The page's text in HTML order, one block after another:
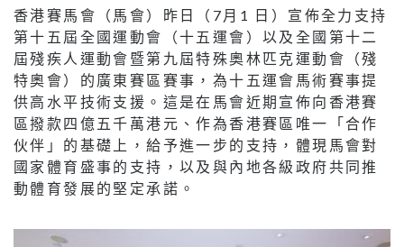
香港賽馬會（馬會）昨日（7月1 日）宣佈全力支持
第十五屆全國運動會（十五運會）以及全國第十二
屆殘疾人運動會暨第九屆特殊奧林匹克運動會（殘
特奧會）的廣東賽區賽事，為十五運會馬術賽事提
供高水平技術支援。這是在馬會近期宣佈向香港賽
區撥款四億五千萬港元、作為香港賽區唯一「合作
伙伴」的基礎上，給予進一步的支持，體現馬會對
國家體育盛事的支持，以及與內地各級政府共同推
動體育發展的堅定承諾。